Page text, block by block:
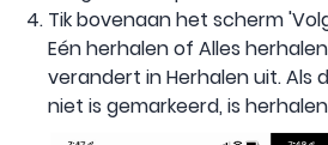
Tik bovenaan het scherm
Eén herhalen of Alles
verandert in Herhalen uit. Als
niet is gemarkeerd, is